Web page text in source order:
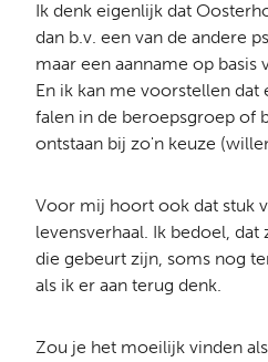
Ik denk eigenlijk dat
dan b.v. een van de andere
maar een aanname op basis
En ik kan me voorstellen
falen in de beroepsgroep of
ontstaan bij zo'n keuze
Voor mij hoort ook dat stuk
levensverhaal. Ik bedoel, dat
die gebeurt zijn, soms nog
als ik er aan terug denk.
Zou je het moeilijk vinden